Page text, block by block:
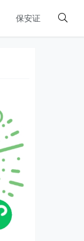
保安证